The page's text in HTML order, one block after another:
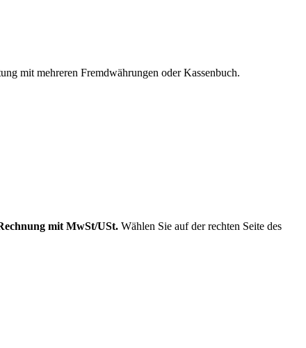
mit mehreren Fremdwährungen oder Kassenbuch.
mit MwSt/USt. Wählen Sie auf der rechten Seite des